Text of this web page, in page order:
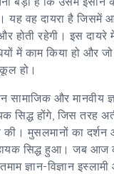
वह दायरा है जिसमें
और होती रहेगी। इस
में काम किया हो
हो।
सामाजिक और
होंगे, जिस तरह
मुसलमानों का दर्शन
सिद्ध हुआ। जब
ज्ञान-विज्ञान